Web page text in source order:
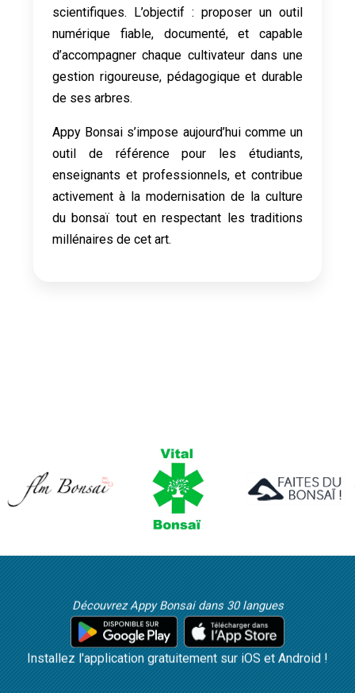
scientifiques. L’objectif : proposer un outil
numérique fiable, documenté, et capable
d’accompagner chaque cultivateur dans une
gestion rigoureuse, pédagogique et durable
de ses arbres.
Appy Bonsai s’impose aujourd’hui comme un
outil de référence pour les étudiants,
enseignants et professionnels, et contribue
activement à la modernisation de la culture
du bonsaï tout en respectant les traditions
millénaires de cet art.
Découvrez Appy Bonsai dans 30 langues
Installez l'application gratuitement sur iOS et Android !